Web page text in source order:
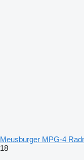
Meusburger MPG-4
18